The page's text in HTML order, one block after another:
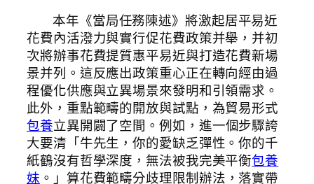
本年《當局任務陳述》將激起居平易近
花費內活潑力與實行促花費政策并舉，并初
次將辦事花費提質惠平易近與打造花費新場
景并列。這反應出政策重心正在轉向經由過
程優化供應與立異場景來發明和引領需求。
此外，重點範疇的開放與試點，為貿易形式
包養立異開闢了空間。例如，進一個步驟誇
大要清「牛先生，你的愛缺乏彈性。你的千
紙鶴沒有哲學深度，無法被我完美平衡包養
妹 。」算花費範疇分歧理限制辦法，落實帶